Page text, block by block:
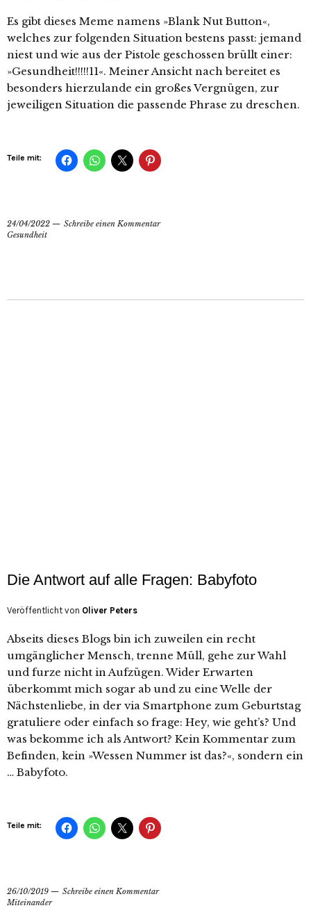
Es gibt dieses Meme namens »Blank Nut Button«,
welches zur folgenden Situation bestens passt: jemand
niest und wie aus der Pistole geschossen brüllt einer:
»Gesundheit!!!!!11«. Meiner Ansicht nach bereitet es
besonders hierzulande ein großes Vergnügen, zur
jeweiligen Situation die passende Phrase zu dreschen.
Teile mit:
24/04/2022
Schreibe einen Kommentar
Gesundheit
Die Antwort auf alle Fragen: Babyfoto
Veröffentlicht von Oliver Peters
Abseits dieses Blogs bin ich zuweilen ein recht
umgänglicher Mensch, trenne Müll, gehe zur Wahl
und furze nicht in Aufzügen. Wider Erwarten
überkommt mich sogar ab und zu eine Welle der
Nächstenliebe, in der via Smartphone zum Geburtstag
gratuliere oder einfach so frage: Hey, wie geht’s? Und
was bekomme ich als Antwort? Kein Kommentar zum
Befinden, kein »Wessen Nummer ist das?«, sondern ein
… Babyfoto.
Teile mit:
26/10/2019
Schreibe einen Kommentar
Miteinander